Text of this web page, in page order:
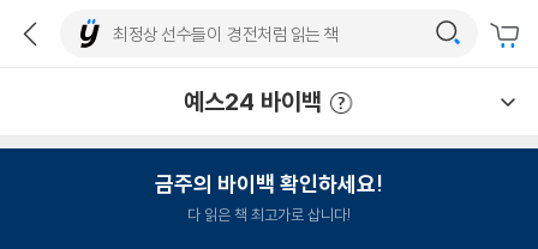
예스24 바이백
금주의 바이백 확인하세요!
다 읽은 책 최고가로 삽니다!